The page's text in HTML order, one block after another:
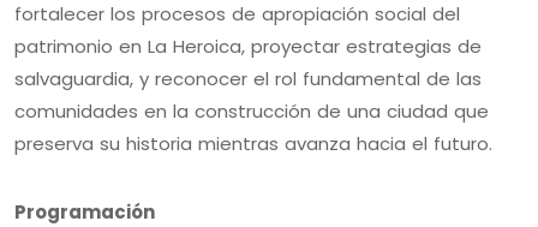
fortalecer los procesos de apropiación social del
patrimonio en La Heroica, proyectar estrategias de
salvaguardia, y reconocer el rol fundamental de las
comunidades en la construcción de una ciudad que
preserva su historia mientras avanza hacia el futuro.
Programación